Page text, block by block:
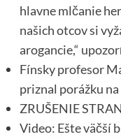
hlavne mlčanie
našich otcov si
arogancie,“
Fínsky profesor
priznal porážku
ZRUŠENIE
Video: Ešte väčší